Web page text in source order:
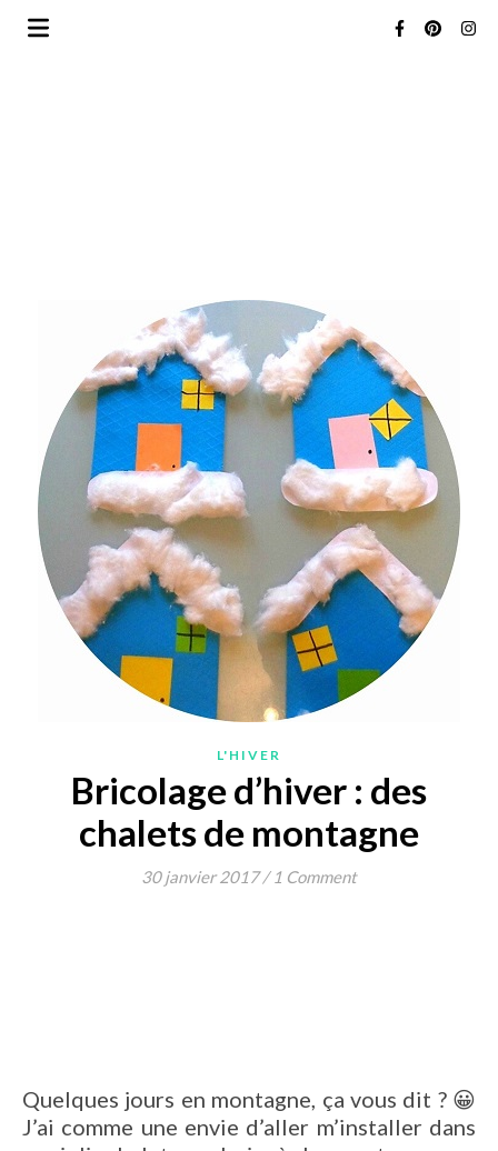
L'HIVER
Bricolage d’hiver : des
chalets de montagne
30 janvier 2017 / 1 Comment
Quelques jours en montagne, ça vous dit ? 😀
J’ai comme une envie d’aller m’installer dans